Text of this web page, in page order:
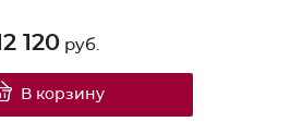
120 руб.
В корзину